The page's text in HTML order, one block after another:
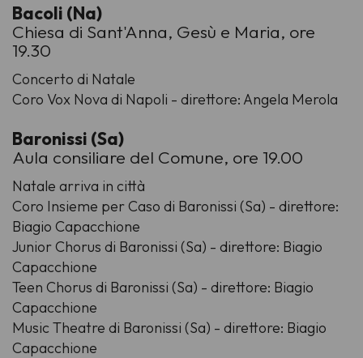
Bacoli (Na)
Chiesa di Sant'Anna, Gesù e Maria, ore
19.30
Concerto di Natale
Coro Vox Nova di Napoli - direttore: Angela Merola
Baronissi (Sa)
Aula consiliare del Comune, ore 19.00
Natale arriva in città
Coro Insieme per Caso di Baronissi (Sa) - direttore:
Biagio Capacchione
Junior Chorus di Baronissi (Sa) - direttore: Biagio
Capacchione
Teen Chorus di Baronissi (Sa) - direttore: Biagio
Capacchione
Music Theatre di Baronissi (Sa) - direttore: Biagio
Capacchione